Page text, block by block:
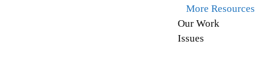
More Resources
Our Work
Issues